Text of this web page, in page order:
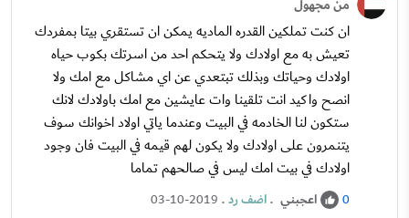
من مجهول
ان كنت تملكين القدره الماديه يمكن ان تستقري بيتا بمفردك
تعيش به مع اولادك ولا يتحكم احد من اسرتك بكوب حياه
اولادك وحياتك وبذلك تبتعدي عن اي مشاكل مع امك ولا
انصح واكيد انت تلقينا وات عايشين مع امك باولادك لانك
ستكون لنا الخادمه في البيت وعندما ياتي اولاد اخوانك سوف
يتنمرون على اولادك ولا يكون لهم قيمه في البيت فان وجود
اولادك في بيت امك ليس في صالحهم تماما
0 اعجبني .اضف رد.
03-10-2019